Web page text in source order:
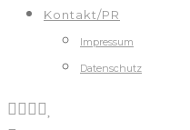
Kontakt/PR
Impressum
Datenschutz